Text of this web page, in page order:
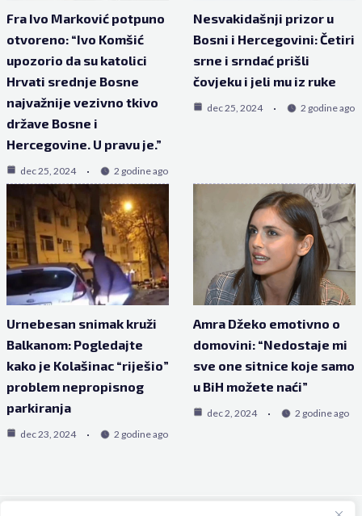
Fra Ivo Marković potpuno
otvoreno: “Ivo Komšić
upozorio da su katolici
Hrvati srednje Bosne
najvažnije vezivno tkivo
države Bosne i
Hercegovine. U pravu je.”
dec 25, 2024 2 godine ago
Nesvakidašnji prizor u
Bosni i Hercegovini: Četiri
srne i srndać prišli
čovjeku i jeli mu iz ruke
dec 25, 2024 2 godine ago
Urnebesan snimak kruži
Balkanom: Pogledajte
kako je Kolašinac “riješio”
problem nepropisnog
parkiranja
dec 23, 2024 2 godine ago
Amra Džeko emotivno o
domovini: “Nedostaje mi
sve one sitnice koje samo
u BiH možete naći”
dec 2, 2024 2 godine ago